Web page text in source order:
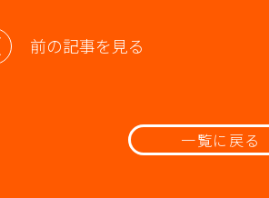
前の記事を見る
一覧に戻る